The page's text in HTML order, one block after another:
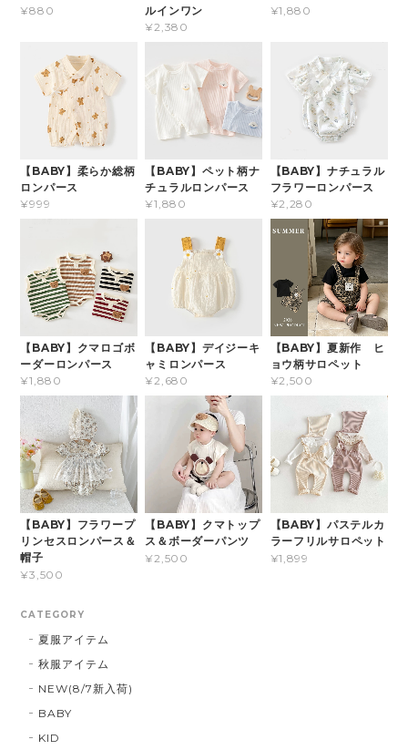
¥880
ルインワン
¥2,380
¥1,880
【BABY】柔らか総柄
ロンパース
¥999
【BABY】ペット柄ナ
チュラルロンパース
¥1,880
【BABY】ナチュラル
フラワーロンパース
¥2,280
【BABY】クマロゴボ
ーダーロンパース
¥1,880
【BABY】デイジーキ
ャミロンパース
¥2,680
【BABY】夏新作 ヒ
ョウ柄サロペット
¥2,500
【BABY】フラワープ
リンセスロンパース＆
帽子
¥3,500
【BABY】クマトップ
ス＆ボーダーパンツ
¥2,500
【BABY】パステルカ
ラーフリルサロペット
¥1,899
CATEGORY
夏服アイテム
秋服アイテム
NEW(8/7新入荷)
BABY
KID